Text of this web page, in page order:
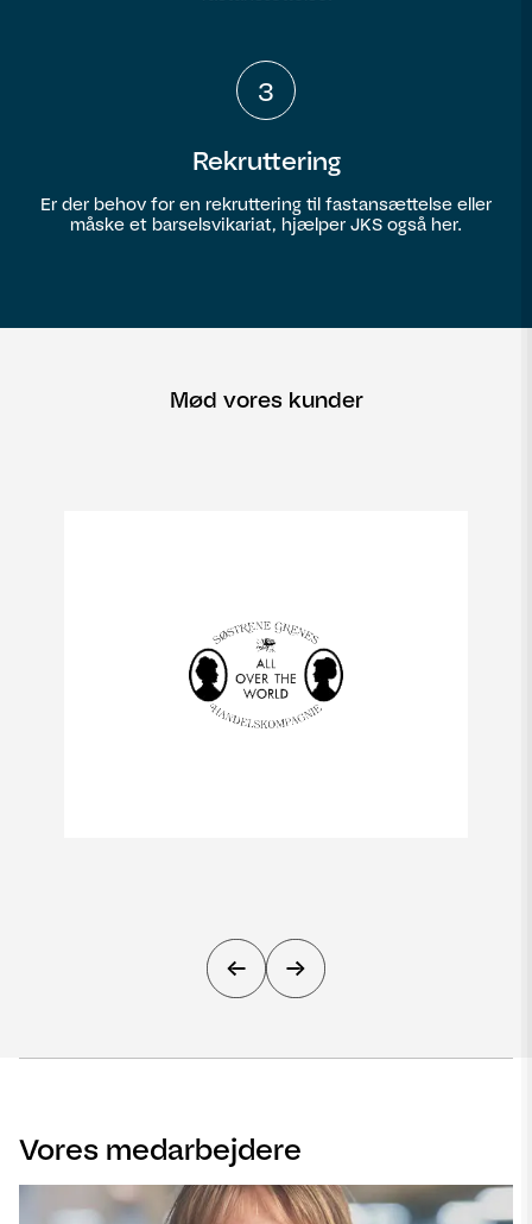
3
Rekruttering
Er der behov for en rekruttering til fastansættelse eller
måske et barselsvikariat, hjælper JKS også her.
Mød vores kunder
Vores medarbejdere